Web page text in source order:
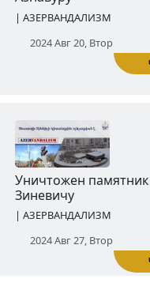
Азербайджан
| АЗЕРВАНДАЛИЗМ
Уничтожен